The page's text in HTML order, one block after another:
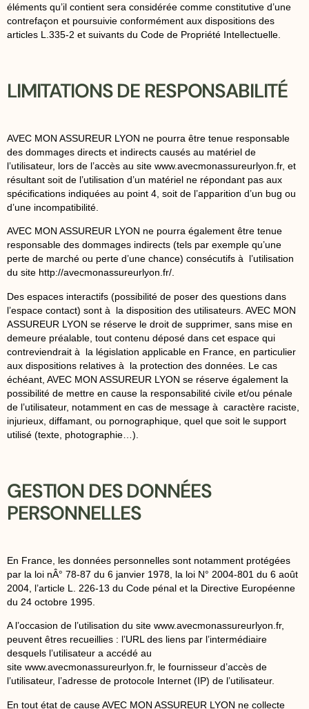
éléments qu’il contient sera considérée comme constitutive d’une
contrefaçon et poursuivie conformément aux dispositions des
articles L.335-2 et suivants du Code de Propriété Intellectuelle.
LIMITATIONS DE RESPONSABILITÉ
AVEC MON ASSUREUR LYON ne pourra être tenue responsable
des dommages directs et indirects causés au matériel de
l’utilisateur, lors de l’accès au site www.avecmonassureurlyon.fr, et
résultant soit de l’utilisation d’un matériel ne répondant pas aux
spécifications indiquées au point 4, soit de l’apparition d’un bug ou
d’une incompatibilité.
AVEC MON ASSUREUR LYON ne pourra également être tenue
responsable des dommages indirects (tels par exemple qu’une
perte de marché ou perte d’une chance) consécutifs à l’utilisation
du site http://avecmonassureurlyon.fr/.
Des espaces interactifs (possibilité de poser des questions dans
l’espace contact) sont à la disposition des utilisateurs. AVEC MON
ASSUREUR LYON se réserve le droit de supprimer, sans mise en
demeure préalable, tout contenu déposé dans cet espace qui
contreviendrait à la législation applicable en France, en particulier
aux dispositions relatives à la protection des données. Le cas
échéant, AVEC MON ASSUREUR LYON se réserve également la
possibilité de mettre en cause la responsabilité civile et/ou pénale
de l’utilisateur, notamment en cas de message à caractère raciste,
injurieux, diffamant, ou pornographique, quel que soit le support
utilisé (texte, photographie…).
GESTION DES DONNÉES
PERSONNELLES
En France, les données personnelles sont notamment protégées
par la loi nÂ° 78-87 du 6 janvier 1978, la loi N° 2004-801 du 6 août
2004, l’article L. 226-13 du Code pénal et la Directive Européenne
du 24 octobre 1995.
A l’occasion de l’utilisation du site www.avecmonassureurlyon.fr,
peuvent êtres recueillies : l’URL des liens par l’intermédiaire
desquels l’utilisateur a accédé au
site www.avecmonassureurlyon.fr, le fournisseur d’accès de
l’utilisateur, l’adresse de protocole Internet (IP) de l’utilisateur.
En tout état de cause AVEC MON ASSUREUR LYON ne collecte